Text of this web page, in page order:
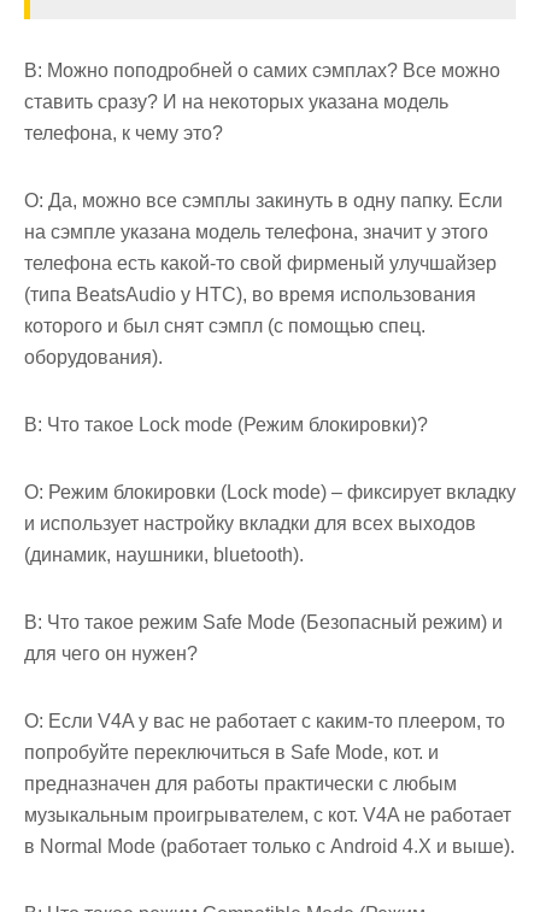
В: Можно поподробней о самих сэмплах? Все можно
ставить сразу? И на некоторых указана модель
телефона, к чему это?
О: Да, можно все сэмплы закинуть в одну папку. Если
на сэмпле указана модель телефона, значит у этого
телефона есть какой-то свой фирменый улучшайзер
(типа BeatsAudio у HTC), во время использования
которого и был снят сэмпл (с помощью спец.
оборудования).
В: Что такое Lock mode (Режим блокировки)?
О: Режим блокировки (Lock mode) – фиксирует вкладку
и использует настройку вкладки для всех выходов
(динамик, наушники, bluetooth).
В: Что такое режим Safe Mode (Безопасный режим) и
для чего он нужен?
О: Если V4A у вас не работает с каким-то плеером, то
попробуйте переключиться в Safe Mode, кот. и
предназначен для работы практически с любым
музыкальным проигрывателем, с кот. V4A не работает
в Normal Mode (работает только с Android 4.X и выше).